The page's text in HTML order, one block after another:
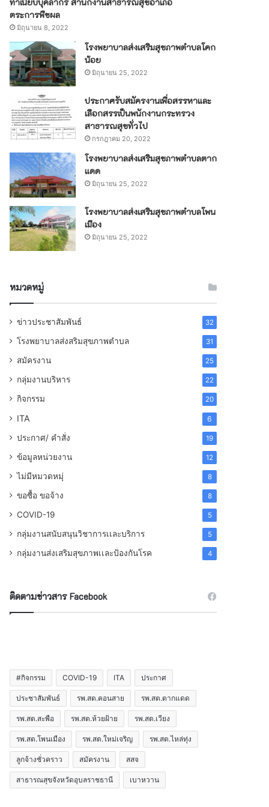
ตระการพืชผล
มิถุนายน 8, 2022
โรงพยาบาลส่งเสริมสุขภาพตำบลโคก
น้อย
มิถุนายน 25, 2022
ประกาศรับสมัครงานเพื่อสรรหาและ
เลือกสรรเป็นพนักงานกระทรวง
สาธารณสุขทั่วไป
กรกฎาคม 20, 2022
โรงพยาบาลส่งเสริมสุขภาพตำบลตาก
แดด
มิถุนายน 25, 2022
โรงพยาบาลส่งเสริมสุขภาพตำบลโพน
เมือง
มิถุนายน 25, 2022
หมวดหมู่
ข่าวประชาสัมพันธ์ 32
โรงพยาบาลส่งสริมสุขภาพตำบล 31
สมัครงาน 25
กลุ่มงานบริหาร 22
กิจกรรม 20
ITA 6
ประกาศ/ คำสั่ง 19
ข้อมูลหน่วยงาน 12
ไม่มีหมวดหมุ่ 8
ขอซื้อ ขอจ้าง 8
COVID-19 5
กลุ่มงานสนับสนุนวิชาการเเละบริการ 5
กลุ่มงานส่งเสริมสุขภาพเเละป้องกันโรค 4
ติดตามข่าวสาร Facebook
#กิจกรรม COVID-19 ITA ประกาศ
ประชาสัมพันธ์ รพ.สต.คอนสาย รพ.สต.ตากแดด
รพ.สต.สะพือ รพ.สต.ห้วยฝ้าย รพ.สต.เวียง
รพ.สต.โพนเมือง รพ.สต.ใหม่เจริญ รพ.สต.ไหล่ทุ่ง
ลูกจ้างชั่วคราว สมัครงาน สสจ
สาธารณสุขจังหวัดอุบลราชธานี เบาหวาน